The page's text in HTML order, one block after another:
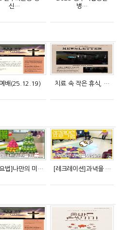
신…
병…
배(25.12.19) 치료 속 작은 휴식, …
법]나만의 미… [레크레이션]과녁을 …